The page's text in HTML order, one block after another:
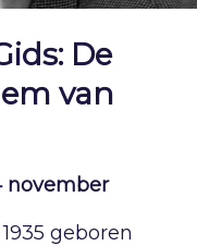
De
van
november
geboren